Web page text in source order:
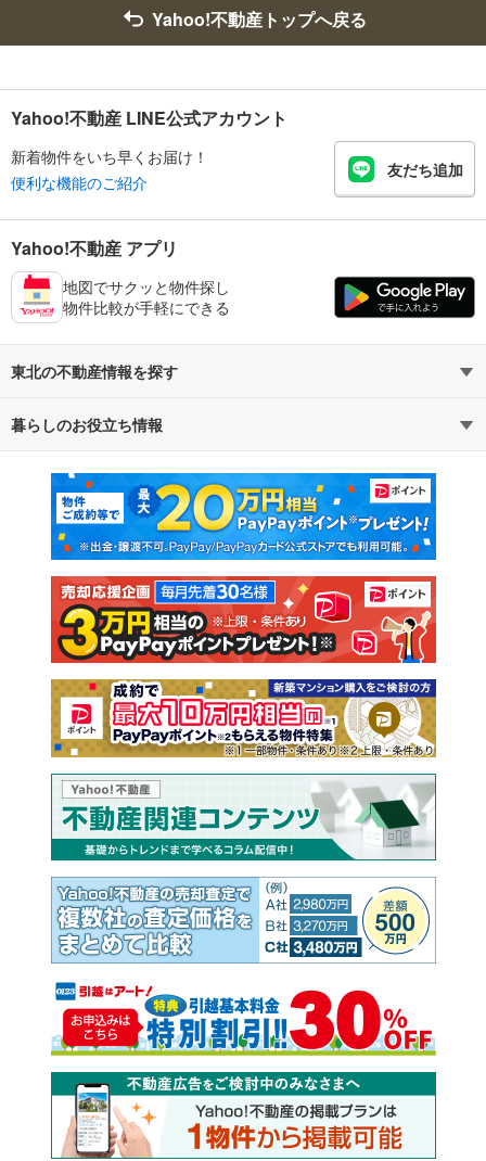
Yahoo!不動産トップへ戻る
Yahoo!不動産 LINE公式アカウント
新着物件をいち早くお届け！
便利な機能のご紹介
友だち追加
Yahoo!不動産 アプリ
地図でサクッと物件探し
物件比較が手軽にできる
東北の不動産情報を探す
不動産・住宅
新築マンション 中古マンション
新築一戸建て 中古一戸建て
注文住宅 土地
売却査定
暮らしのお役立ち情報
マンションカタログ 教えて！住まいの先生